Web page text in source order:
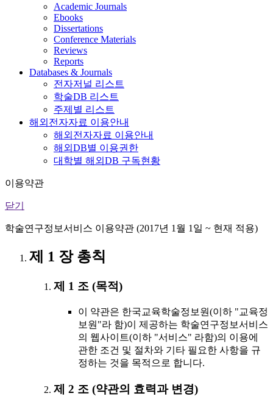
Academic Journals
Ebooks
Dissertations
Conference Materials
Reviews
Reports
Databases & Journals
전자저널 리스트
학술DB 리스트
주제별 리스트
해외전자자료 이용안내
해외전자자료 이용안내
해외DB별 이용권한
대학별 해외DB 구독현황
이용약관
닫기
학술연구정보서비스 이용약관 (2017년 1월 1일 ~ 현재 적용)
제 1 장 총칙
제 1 조 (목적)
이 약관은 한국교육학술정보원(이하 "교육정
보원"라 함)이 제공하는 학술연구정보서비스
의 웹사이트(이하 "서비스" 라함)의 이용에
관한 조건 및 절차와 기타 필요한 사항을 규
정하는 것을 목적으로 합니다.
제 2 조 (약관의 효력과 변경)